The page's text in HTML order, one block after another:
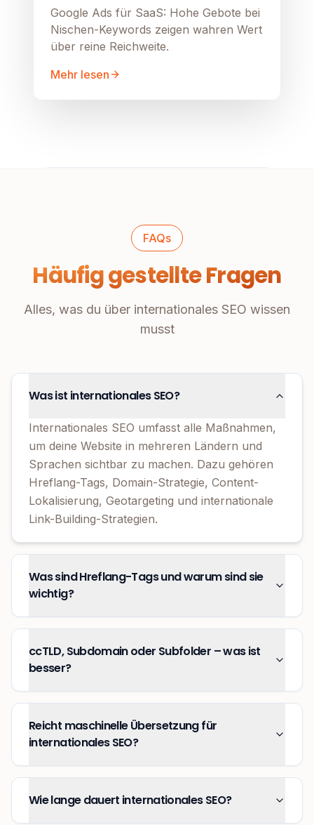
Google Ads für SaaS: Hohe Gebote bei
Nischen-Keywords zeigen wahren Wert
über reine Reichweite.
Mehr lesen
FAQs
Häufig gestellte Fragen
Alles, was du über internationales SEO wissen
musst
Was ist internationales SEO?
Internationales SEO umfasst alle Maßnahmen,
um deine Website in mehreren Ländern und
Sprachen sichtbar zu machen. Dazu gehören
Hreflang-Tags, Domain-Strategie, Content-
Lokalisierung, Geotargeting und internationale
Link-Building-Strategien.
Was sind Hreflang-Tags und warum sind sie
wichtig?
ccTLD, Subdomain oder Subfolder – was ist
besser?
Reicht maschinelle Übersetzung für
internationales SEO?
Wie lange dauert internationales SEO?